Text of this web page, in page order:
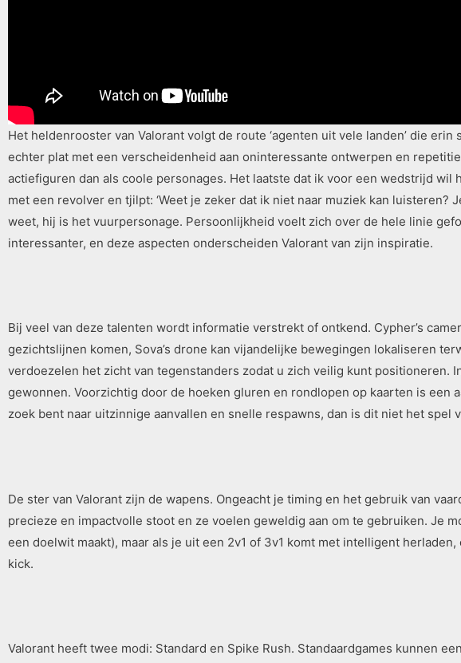
Het heldenrooster van Valorant volgt de route ‘agenten uit vele landen’ die
echter plat met een verscheidenheid aan oninteressante ontwerpen en
actiefiguren dan als coole personages. Het laatste dat ik voor een wedstrijd
met een revolver en tjilpt: ‘Weet je zeker dat ik niet naar muziek kan luisteren?
weet, hij is het vuurpersonage. Persoonlijkheid voelt zich over de hele linie
interessanter, en deze aspecten onderscheiden Valorant van zijn inspiratie.
Bij veel van deze talenten wordt informatie verstrekt of ontkend. Cypher’s
gezichtslijnen komen, Sova’s drone kan vijandelijke bewegingen lokaliseren
verdoezelen het zicht van tegenstanders zodat u zich veilig kunt positioneren.
gewonnen. Voorzichtig door de hoeken gluren en rondlopen op kaarten is een
zoek bent naar uitzinnige aanvallen en snelle respawns, dan is dit niet het spel
De ster van Valorant zijn de wapens. Ongeacht je timing en het gebruik van
precieze en impactvolle stoot en ze voelen geweldig aan om te gebruiken. Je
een doelwit maakt), maar als je uit een 2v1 of 3v1 komt met intelligent
kick.
Valorant heeft twee modi: Standard en Spike Rush. Standaardgames kunnen